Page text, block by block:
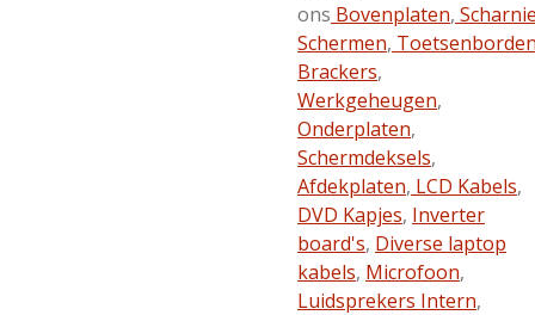
ons Bovenplaten,
Schermen,
Brackers,
Werkgeheugen,
Onderplaten,
Schermdeksels,
Afdekplaten, LCD Kabels,
DVD Kapjes, Inverter
board's, Diverse laptop
kabels, Microfoon,
Luidsprekers Intern,